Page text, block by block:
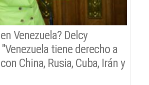
Venezuela? Delcy
tiene derecho a
China, Rusia, Cuba, Irán y